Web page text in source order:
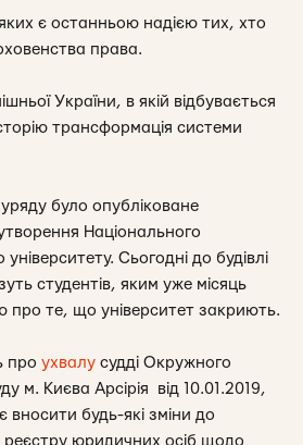
є останньою надією тих, хто
права.
України, в якій відбувається
трансформація системи
було опубліковане
Національного
Сьогодні до будівлі
студентів, яким уже місяць
про те, що університет закриють.
про ухвалу судді Окружного
м. Києва Арсірія від 10.01.2019,
вносити будь-які зміни до
юридичних осіб щодо